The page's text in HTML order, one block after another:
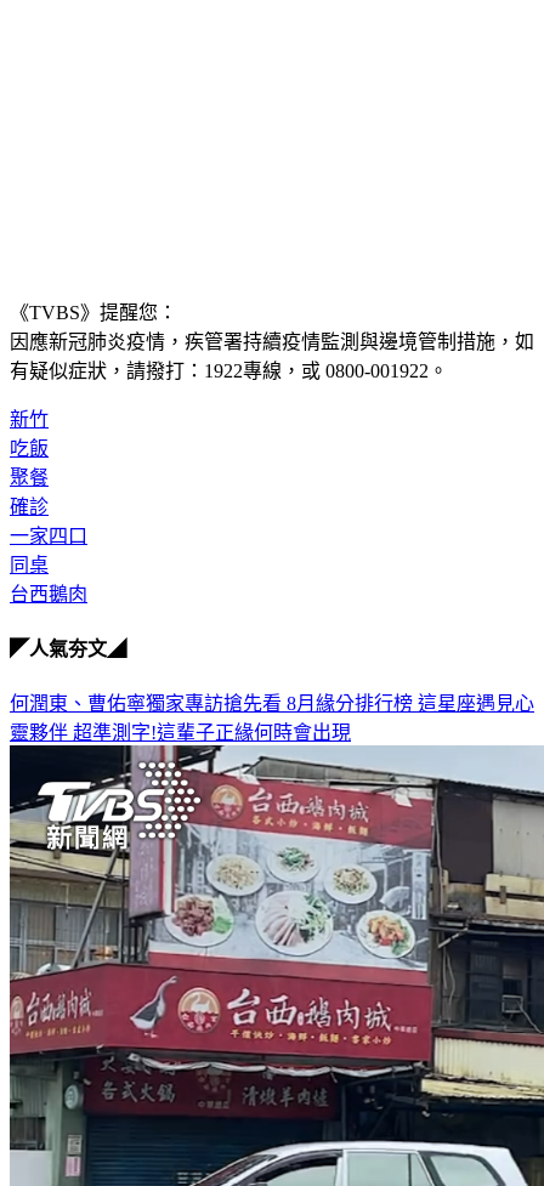
《TVBS》提醒您：
因應新冠肺炎疫情，疾管署持續疫情監測與邊境管制措施， 如
有疑似症狀，請撥打：1922專線，或 0800-001922。
新竹
吃飯
聚餐
確診
一家四口
同桌
台西鵝肉
◤人氣夯文◢
何潤東、曹佑寧獨家專訪搶先看 8月緣分排行榜 這星座遇見心
靈夥伴 超準測字!這輩子正緣何時會出現